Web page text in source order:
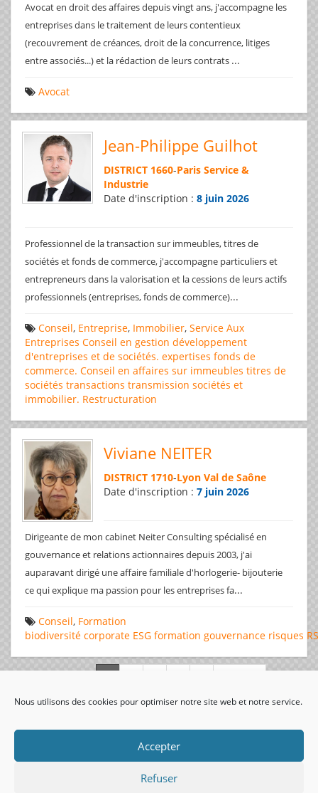
Nous utilisons des cookies pour optimiser notre site web et notre service.
Accepter
Refuser
Avocat en droit des affaires depuis vingt ans, j'accompagne les
entreprises dans le traitement de leurs contentieux
(recouvrement de créances, droit de la concurrence, litiges
entre associés...) et la rédaction de leurs contrats ...
Avocat
Jean-Philippe Guilhot
DISTRICT 1660-Paris Service &
Industrie
Date d'inscription : 8 juin 2026
Professionnel de la transaction sur immeubles, titres de
sociétés et fonds de commerce, j'accompagne particuliers et
entrepreneurs dans la valorisation et la cessions de leurs actifs
professionnels (entreprises, fonds de commerce)...
Conseil, Entreprise, Immobilier, Service Aux
Entreprises Conseil en gestion développement
d'entreprises et de sociétés. expertises fonds de
commerce. Conseil en affaires sur immeubles titres de
sociétés transactions transmission sociétés et
immobilier. Restructuration
Viviane NEITER
DISTRICT 1710-Lyon Val de Saône
Date d'inscription : 7 juin 2026
Dirigeante de mon cabinet Neiter Consulting spécialisé en
gouvernance et relations actionnaires depuis 2003, j'ai
auparavant dirigé une affaire familiale d'horlogerie- bijouterie
ce qui explique ma passion pour les entreprises fa...
Conseil, Formation
biodiversité corporate ESG formation gouvernance risques
visiteurs uniques: